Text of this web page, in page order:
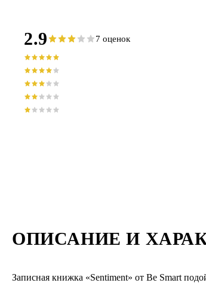
ОПИСАНИЕ И
Записная книжка «Sentiment» от Be Smart
2.9 7 оценок